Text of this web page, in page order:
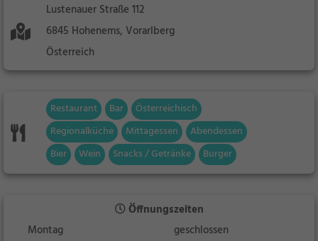
Lustenauer Straße 112
6845 Hohenems, Vorarlberg
Österreich
Restaurant Bar
Österreichisch
Regionalküche
Mittagessen
Abendessen
Bier
Wein Snacks / Getränke Burger
Öffnungszeiten
Montag
geschlossen